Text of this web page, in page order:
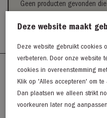
Geen producten gevonden
8281
038 - 38
Deze website maakt
Deze website gebruikt cookies
verbeteren. Door onze website
cookies in overeenstemming
Klik op 'Alles accepteren' om te
Dan plaatsen we alleen strikt
voorkeuren later nog